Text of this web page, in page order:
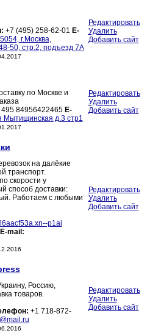
+7 (495) 258-62-01 E-
г.Москва,
50, стр.2, подъезд 7А
Редактировать
Удалить
Добавить сайт
по Москве и
495 84956422465 E-
Мытищинская д.3 стр1
Редактировать
Удалить
Добавить сайт
на далёкие
транспорт.
скорости у
способ доставки:
Работаем с любыми
p1ai
E-mail:
Редактировать
Удалить
Добавить сайт
Россию,
товаров.
+1 718-872-
Редактировать
Удалить
Добавить сайт